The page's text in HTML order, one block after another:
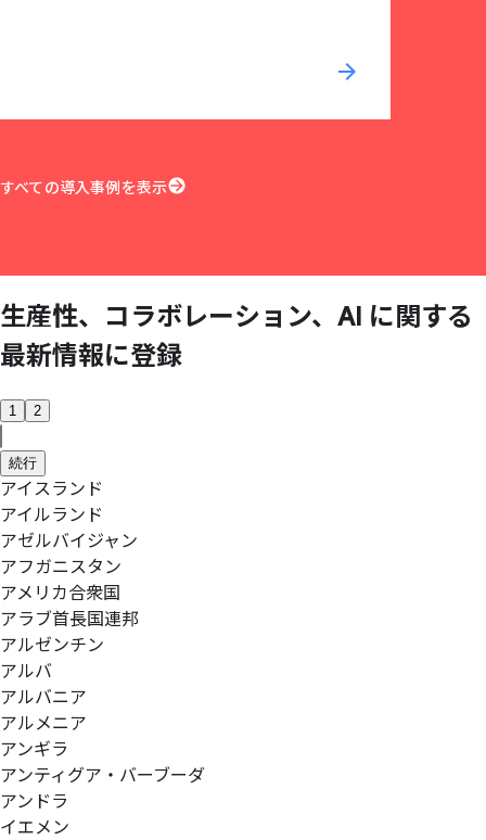
arrow_forward
すべての導入事例を表示
生産性、 コラボレーション、 AI に 関する
最新情報に登録
1 2
続行
アイスランド
アイルランド
アゼルバイジャン
アフガニスタン
アメリカ合衆国
アラブ首長国連邦
アルゼンチン
アルバ
アルバニア
アルメニア
アンギラ
アンティグア・バーブーダ
アンドラ
イエメン